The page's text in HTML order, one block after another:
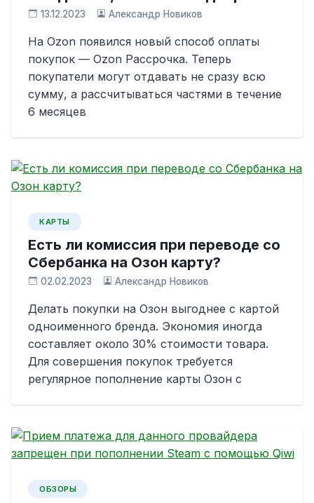
13.12.2023 Александр Новиков
На Ozon появился новый способ оплаты
покупок — Ozon Рассрочка. Теперь
покупатели могут отдавать не сразу всю
сумму, а рассчитываться частями в течение
6 месяцев
КАРТЫ
Есть ли комиссия при переводе со
Сбербанка на Озон карту?
02.02.2023 Александр Новиков
Делать покупки на Озон выгоднее с картой
одноименного бренда. Экономия иногда
составляет около 30% стоимости товара.
Для совершения покупок требуется
регулярное пополнение карты Озон с
ОБЗОРЫ